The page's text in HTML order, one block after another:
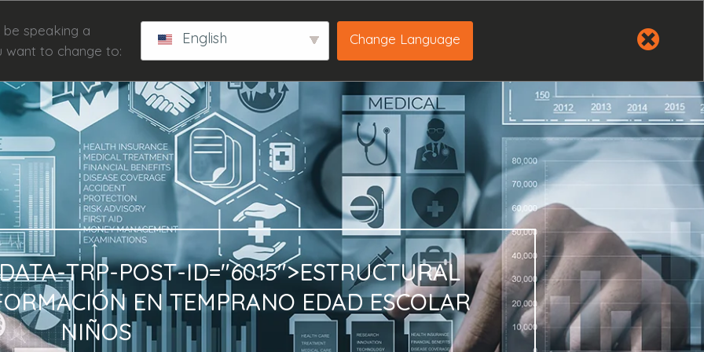
speaking a
want to change to:
English Change Language
TRP-POST-ID="6015">ESTRUCTURAL
EN TEMPRANO EDAD ESCOLAR
NIÑOS